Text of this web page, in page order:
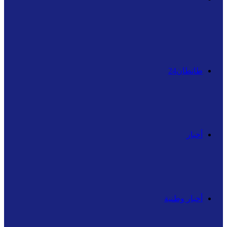
طانطان24
أخبار
أخبار وطنية